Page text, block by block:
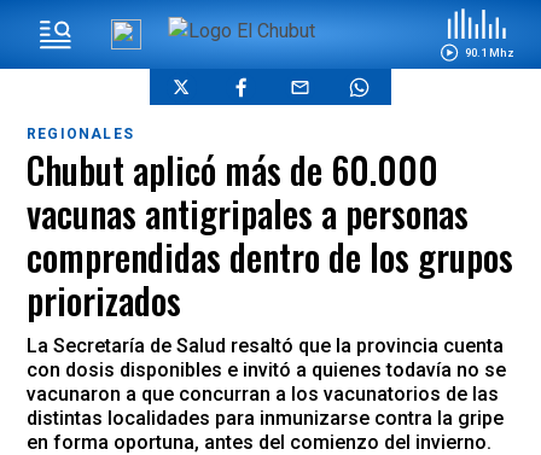
90.1 Mhz
REGIONALES
Chubut aplicó más de 60.000
vacunas antigripales a personas
comprendidas dentro de los grupos
priorizados
La Secretaría de Salud resaltó que la provincia cuenta
con dosis disponibles e invitó a quienes todavía no se
vacunaron a que concurran a los vacunatorios de las
distintas localidades para inmunizarse contra la gripe
en forma oportuna, antes del comienzo del invierno.